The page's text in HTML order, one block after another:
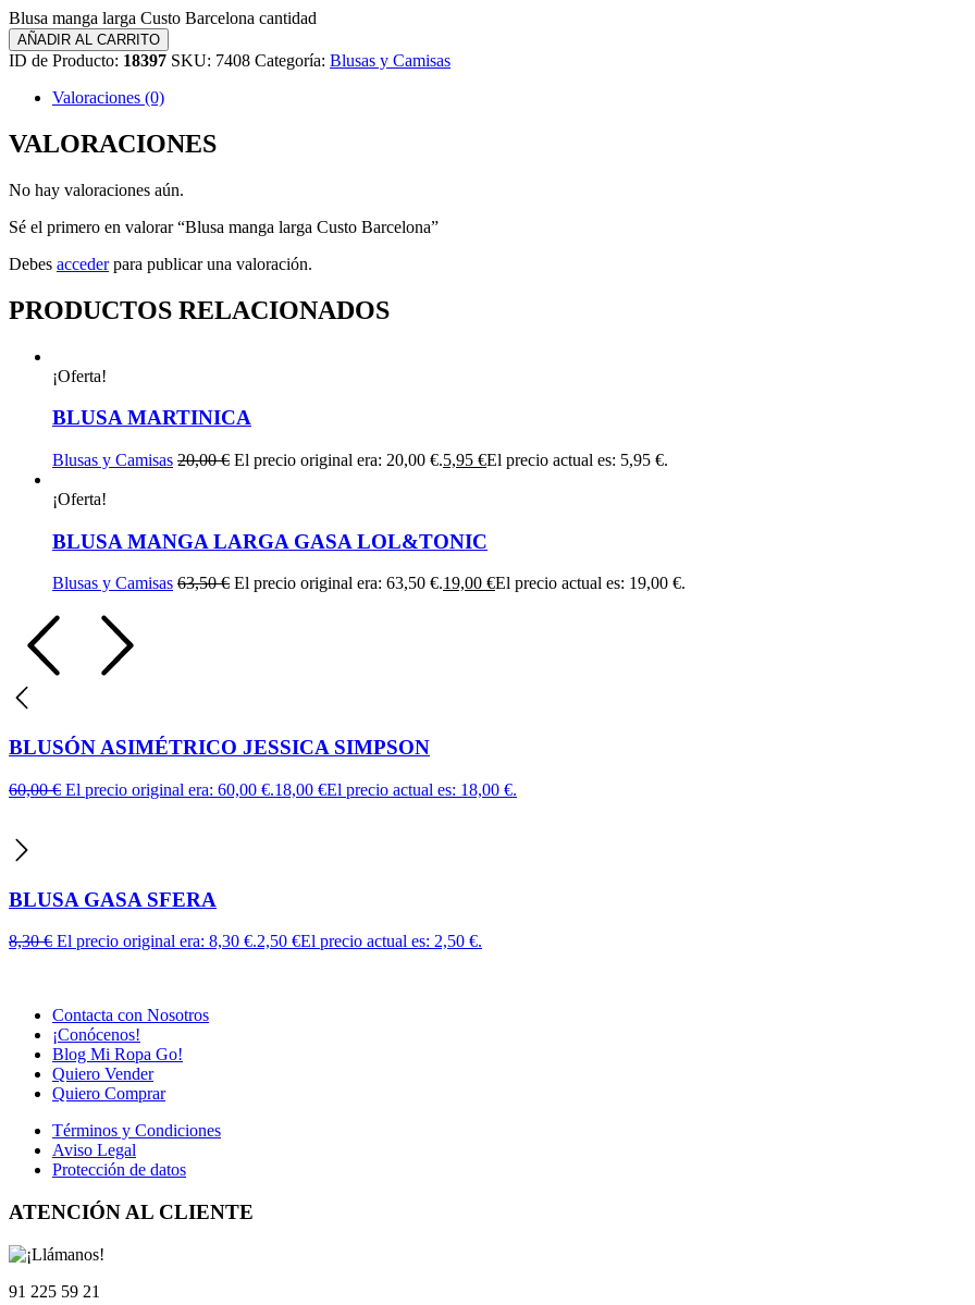
Blusa manga larga Custo Barcelona cantidad
AÑADIR AL CARRITO
ID de Producto: 18397 SKU: 7408 Categoría: Blusas y Camisas
Valoraciones (0)
VALORACIONES
No hay valoraciones aún.
Sé el primero en valorar “Blusa manga larga Custo Barcelona”
Debes accederpara publicar una valoración.
PRODUCTOS RELACIONADOS
¡Oferta!
BLUSA MARTINICA
Blusas y Camisas 20,00€ El precio original era: 20,00 €.5,95 €El precio actual es: 5,95 €.
¡Oferta!
BLUSA MANGA LARGA GASA LOL&TONIC
Blusas y Camisas 63,50€ El precio original era: 63,50 €.19,00 €El precio actual es: 19,00 €.
BLUSÓN ASIMÉTRICO JESSICA SIMPSON
60,00€ El precio original era: 60,00 €.18,00 €El precio actual es: 18,00 €.
BLUSA GASA SFERA
8,30€ El precio original era: 8,30 €.2,50 €El precio actual es: 2,50 €.
Contacta con Nosotros
¡Conócenos!
Blog Mi Ropa Go!
Quiero Vender
Quiero Comprar
Términos y Condiciones
Aviso Legal
Protección de datos
ATENCIÓN AL CLIENTE
91 225 59 21